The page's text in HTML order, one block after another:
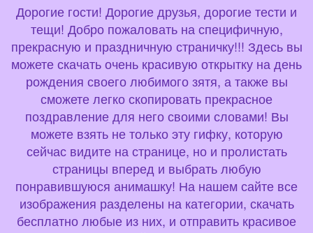
Дорогие гости! Дорогие друзья, дорогие тести и
тещи! Добро пожаловать на специфичную,
прекрасную и праздничную страничку!!! Здесь вы
можете скачать очень красивую открытку на день
рождения своего любимого зятя, а также вы
сможете легко скопировать прекрасное
поздравление для него своими словами! Вы
можете взять не только эту гифку, которую
сейчас видите на странице, но и пролистать
страницы вперед и выбрать любую
понравившуюся анимашку! На нашем сайте все
изображения разделены на категории, скачать
бесплатно любые из них, и отправить красивое